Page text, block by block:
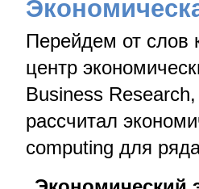
Перейдем от
центр
Business
рассчитал
computing для